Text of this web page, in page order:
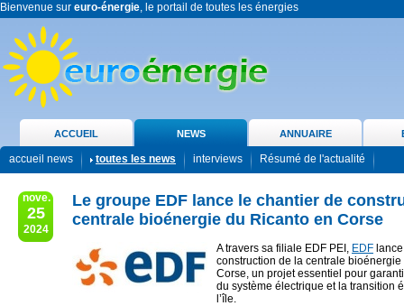
Bienvenue sur euro-énergie, le portail de toutes les énergies
ACCUEIL NEWS ANNUAIRE
accueil news toutes les news interviews Résumé de l'actualité
nove.
25
2024
Le groupe EDF lance le chantier de
centrale bioénergie du Ricanto en Corse
A travers sa filiale EDF PEI, EDF
construction de la centrale
Corse, un projet essentiel pour
du système électrique et la transition
l’île.